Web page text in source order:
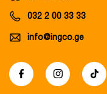
032 2 00 33 33
info@ingco.ge